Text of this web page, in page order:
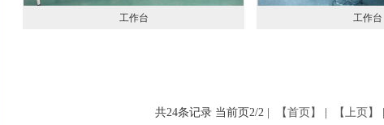
工作台 工作台
共24条记录 当前页2/2 | 【首页】 【上页】